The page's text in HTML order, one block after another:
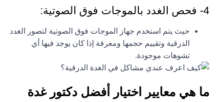
4- فحص الغدد بالموجات فوق الصوتية:
حيث يتم استخدم جهاز الموجات فوق الصوتية لتصور الغدد
الدرقية وتقييم حجمها ومعرفة إذا كان يوجد فيها أي
تشوهات موجودة.
ما هي معايير اختيار أفضل دكتور غدة